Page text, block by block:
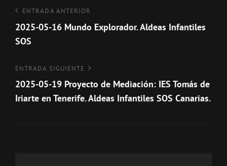
Navegación
de
entradas
Entrada
anterior
ENTRADA ANTERIOR
2025-05-16 Mundo Explorador. Aldeas Infantiles
SOS
Entrada
siguiente
ENTRADA SIGUIENTE
2025-05-19 Proyecto de Mediación: IES Tomás de
Iriarte en Tenerife. Aldeas Infantiles SOS Canarias.